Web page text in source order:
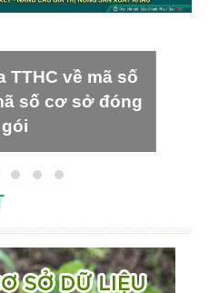
TTHC về mã số
số cơ sở đóng
gói